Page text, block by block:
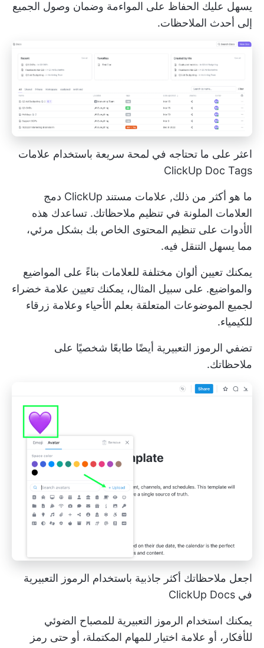
يسهل عليك الحفاظ على المواءمة وضمان وصول الجميع
إلى أحدث الملاحظات.
اعثر على ما تحتاجه في لمحة سريعة باستخدام علامات
ClickUp Doc Tags
ما هو أكثر من ذلك, علامات مستند ClickUp
دمج
العلامات الملونة في تنظيم ملاحظاتك. تساعدك هذه
الأدوات على تنظيم المحتوى الخاص بك بشكل مرئي،
مما يسهل التنقل فيه.
يمكنك تعيين ألوان مختلفة للعلامات بناءً على المواضيع
والمواضيع. على سبيل المثال، يمكنك تعيين علامة خضراء
لجميع الموضوعات المتعلقة بعلم الأحياء وعلامة زرقاء
للكيمياء.
تضفي الرموز التعبيرية أيضًا طابعًا شخصيًا على
ملاحظاتك.
اجعل ملاحظاتك أكثر جاذبية باستخدام الرموز التعبيرية
في ClickUp Docs
يمكنك استخدام الرموز التعبيرية للمصباح الضوئي
للأفكار، أو علامة اختيار للمهام المكتملة، أو حتى رمز